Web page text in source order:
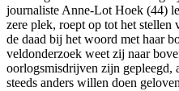
journaliste Anne-Lot Hoek (44)
zere plek, roept op tot het stellen
de daad bij het woord met haar
veldonderzoek weet zij naar
oorlogsmisdrijven zijn gepleegd,
steeds anders willen doen